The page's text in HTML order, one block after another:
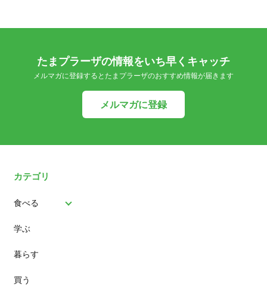
たまプラーザの情報をいち早くキャッチ
メルマガに登録するとたまプラーザのおすすめ情報が届きます
メルマガに登録
カテゴリ
食べる
パン
スイーツ
ランチ
学ぶ
暮らす
買う